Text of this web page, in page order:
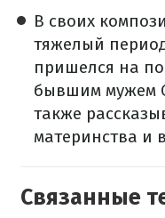
В своих
тяжелый
пришелся на
бывшим мужем
также
материнства и
Связанные